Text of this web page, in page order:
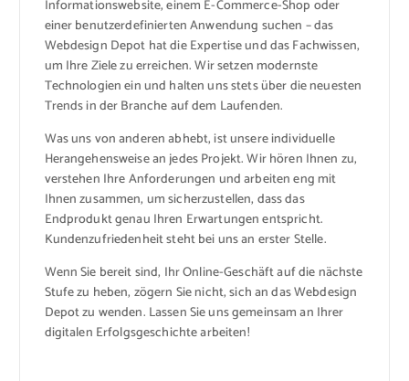
Informationswebsite, einem E-Commerce-Shop oder
einer benutzerdefinierten Anwendung suchen – das
Webdesign Depot hat die Expertise und das Fachwissen,
um Ihre Ziele zu erreichen. Wir setzen modernste
Technologien ein und halten uns stets über die neuesten
Trends in der Branche auf dem Laufenden.
Was uns von anderen abhebt, ist unsere individuelle
Herangehensweise an jedes Projekt. Wir hören Ihnen zu,
verstehen Ihre Anforderungen und arbeiten eng mit
Ihnen zusammen, um sicherzustellen, dass das
Endprodukt genau Ihren Erwartungen entspricht.
Kundenzufriedenheit steht bei uns an erster Stelle.
Wenn Sie bereit sind, Ihr Online-Geschäft auf die nächste
Stufe zu heben, zögern Sie nicht, sich an das Webdesign
Depot zu wenden. Lassen Sie uns gemeinsam an Ihrer
digitalen Erfolgsgeschichte arbeiten!